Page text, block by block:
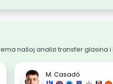
našoj analizi transfer glasina i
M. Casadó